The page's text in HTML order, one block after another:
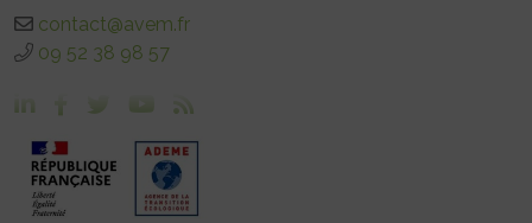
contact@avem.fr
09 52 38 98 57